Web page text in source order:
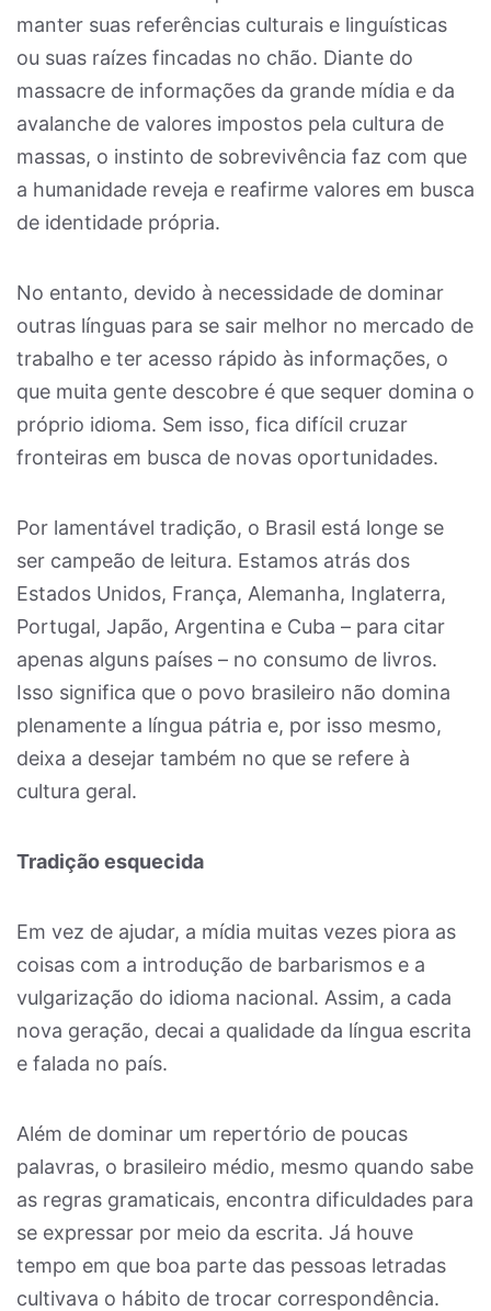
manter suas referências culturais e linguísticas
ou suas raízes fincadas no chão. Diante do
massacre de informações da grande mídia e da
avalanche de valores impostos pela cultura de
massas, o instinto de sobrevivência faz com que
a humanidade reveja e reafirme valores em busca
de identidade própria.
No entanto, devido à necessidade de dominar
outras línguas para se sair melhor no mercado de
trabalho e ter acesso rápido às informações, o
que muita gente descobre é que sequer domina o
próprio idioma. Sem isso, fica difícil cruzar
fronteiras em busca de novas oportunidades.
Por lamentável tradição, o Brasil está longe se
ser campeão de leitura. Estamos atrás dos
Estados Unidos, França, Alemanha, Inglaterra,
Portugal, Japão, Argentina e Cuba – para citar
apenas alguns países – no consumo de livros.
Isso significa que o povo brasileiro não domina
plenamente a língua pátria e, por isso mesmo,
deixa a desejar também no que se refere à
cultura geral.
Tradição esquecida
Em vez de ajudar, a mídia muitas vezes piora as
coisas com a introdução de barbarismos e a
vulgarização do idioma nacional. Assim, a cada
nova geração, decai a qualidade da língua escrita
e falada no país.
Além de dominar um repertório de poucas
palavras, o brasileiro médio, mesmo quando sabe
as regras gramaticais, encontra dificuldades para
se expressar por meio da escrita. Já houve
tempo em que boa parte das pessoas letradas
cultivava o hábito de trocar correspondência.